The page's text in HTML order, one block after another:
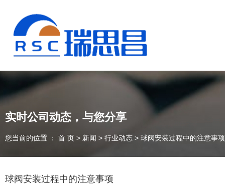
实时公司动态，与您分享
您当前的位置 ： 首 页 > 新闻 > 行业动态 > 球阀安装过程中的注意事项
球阀安装过程中的注意事项